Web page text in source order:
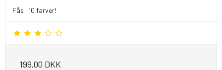
Fås i 10 farver!
199,00 DKK